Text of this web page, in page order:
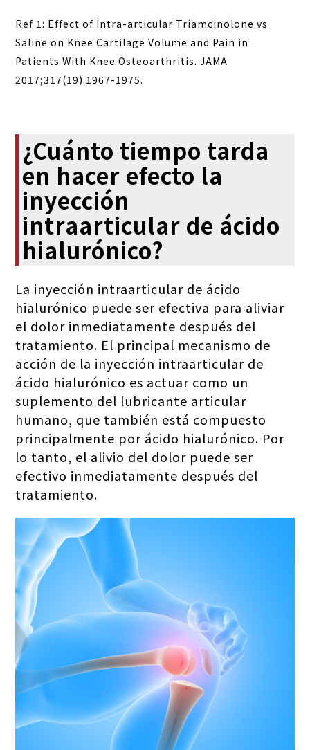
Ref 1: Effect of Intra-articular Triamcinolone vs
Saline on Knee Cartilage Volume and Pain in
Patients With Knee Osteoarthritis. JAMA
2017;317(19):1967-1975.
¿Cuánto tiempo tarda
en hacer efecto la
inyección
intraarticular de ácido
hialurónico?
La inyección intraarticular de ácido
hialurónico puede ser efectiva para aliviar
el dolor inmediatamente después del
tratamiento. El principal mecanismo de
acción de la inyección intraarticular de
ácido hialurónico es actuar como un
suplemento del lubricante articular
humano, que también está compuesto
principalmente por ácido hialurónico. Por
lo tanto, el alivio del dolor puede ser
efectivo inmediatamente después del
tratamiento.